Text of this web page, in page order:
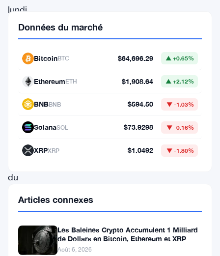
lundi
alors
que
pressions
du
Données du marché
BitcoinBTC $64,696.29 ▲ +0.65%
EthereumETH $1,908.64 ▲ +2.12%
BNBBNB $594.50 ▼ -1.03%
SolanaSOL $73.9298 ▼ -0.16%
XRPXRP $1.0492 ▼ -1.80%
Articles connexes
Les Baleines Crypto Accumulent 1 Milliard
de Dollars en Bitcoin, Ethereum et XRP
Août 6, 2026